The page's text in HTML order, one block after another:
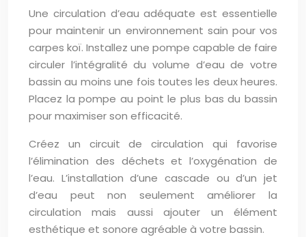
Une circulation d’eau adéquate est essentielle
pour maintenir un environnement sain pour vos
carpes koï. Installez une pompe capable de faire
circuler l’intégralité du volume d’eau de votre
bassin au moins une fois toutes les deux heures.
Placez la pompe au point le plus bas du bassin
pour maximiser son efficacité.
Créez un circuit de circulation qui favorise
l’élimination des déchets et l’oxygénation de
l’eau. L’installation d’une cascade ou d’un jet
d’eau peut non seulement améliorer la
circulation mais aussi ajouter un élément
esthétique et sonore agréable à votre bassin.